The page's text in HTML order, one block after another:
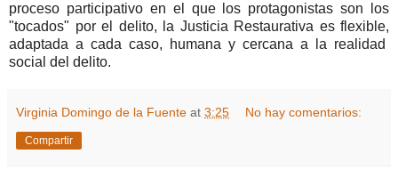
proceso participativo en el que los protagonistas son los
"tocados" por el delito, la Justicia Restaurativa es flexible,
adaptada a cada caso, humana y cercana a la realidad
social del delito.
Virginia Domingo de la Fuente at 3:25 No hay comentarios:
Compartir